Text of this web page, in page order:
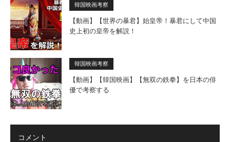
韓国映画考察
【動画】【世界の暴君】始皇帝！暴君にして中国
史上初の皇帝を解説！
韓国映画考察
【動画】【韓国映画】【無双の鉄拳】を日本の俳
優で考察する
コメント